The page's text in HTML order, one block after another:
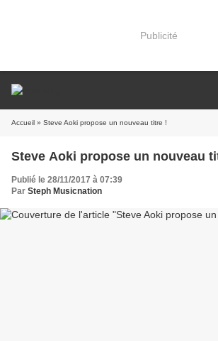
Publicité
Accueil » Steve Aoki propose un nouveau titre !
Steve Aoki propose un nouveau
Publié le 28/11/2017 à 07:39
Par Steph Musicnation